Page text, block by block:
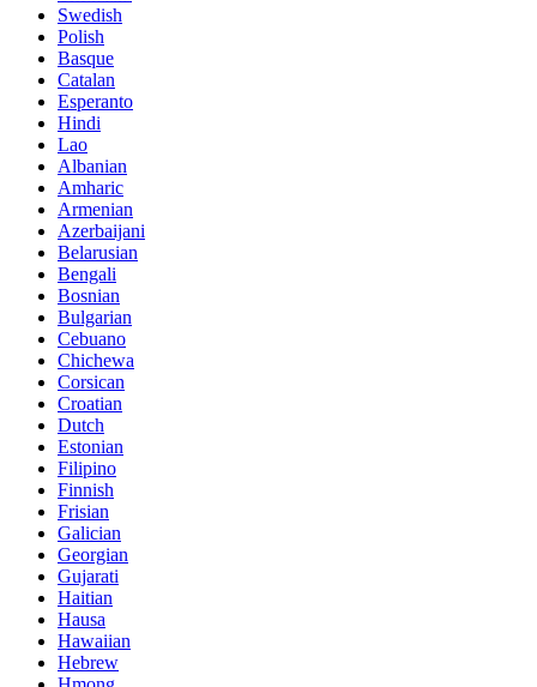
Swedish
Polish
Basque
Catalan
Esperanto
Hindi
Lao
Albanian
Amharic
Armenian
Azerbaijani
Belarusian
Bengali
Bosnian
Bulgarian
Cebuano
Chichewa
Corsican
Croatian
Dutch
Estonian
Filipino
Finnish
Frisian
Galician
Georgian
Gujarati
Haitian
Hausa
Hawaiian
Hebrew